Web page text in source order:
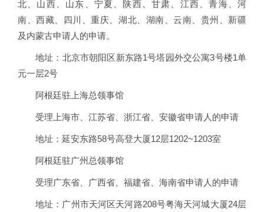
北、山西、山东、宁夏、陕西、甘肃、江西、青海、河
南、西藏、四川、重庆、湖北、湖南、云南、贵州、新疆
及内蒙古申请人的申请。
地址：北京市朝阳区新东路1号塔园外交公寓3号楼1单
元一层2号
阿根廷驻上海总领事馆
受理上海市、江苏省、浙江省、安徽省申请人的申请
地址：延安东路58号高登大厦12层1202~1203室
阿根廷驻广州总领事馆
受理广东省、广西省、福建省、海南省申请人的申请
地址：广州市天河区天河路208号粤海天河城大厦24层